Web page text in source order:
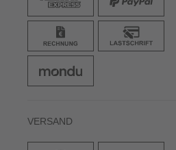
VERSAND